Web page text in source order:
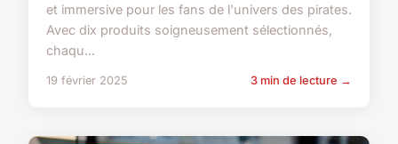
et immersive pour les fans de l'univers des pirates.
Avec dix produits soigneusement sélectionnés,
chaqu...
19 février 2025 3 min de lecture →